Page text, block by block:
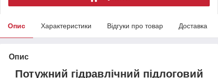
Опис Характеристики Відгуки про товар Доставка
Опис
Потужний гідравлічний підлоговий